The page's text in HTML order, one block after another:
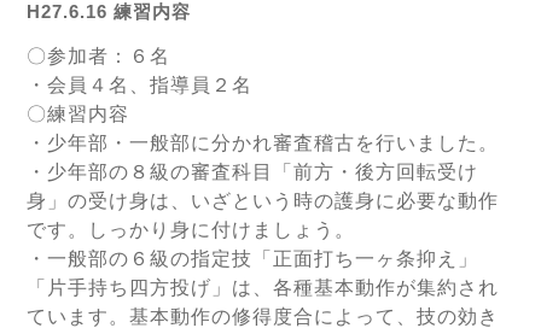
H27.6.16 練習内容
〇参加者：６名
・会員４名、指導員２名
〇練習内容
・少年部・一般部に分かれ審査稽古を行いました。
・少年部の８級の審査科目「前方・後方回転受け
身」の受け身は、いざという時の護身に必要な動作
です。しっかり身に付けましょう。
・一般部の６級の指定技「正面打ち一ヶ条抑え」
「片手持ち四方投げ」は、各種基本動作が集約され
ています。 基本動作の修得度合によって、技の効き